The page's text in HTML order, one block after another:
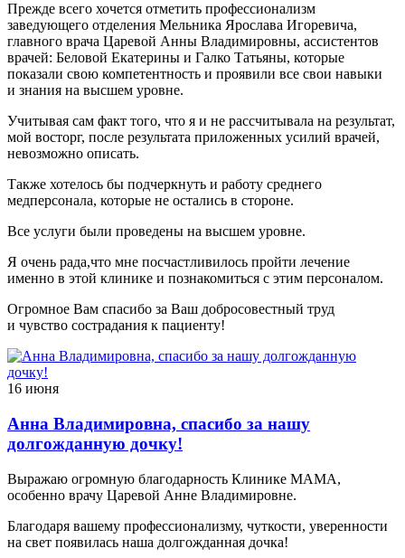
Прежде всего хочется отметить профессионализм
заведующего отделения Мельника Ярослава Игоревича,
главного врача Царевой Анны Владимировны, ассистентов
врачей: Беловой Екатерины и Галко Татьяны, которые
показали свою компетентность и проявили все свои навыки
и знания на высшем уровне.
Учитывая сам факт того, что я и не рассчитывала на результат,
мой восторг, после результата приложенных усилий врачей,
невозможно описать.
Также хотелось бы подчеркнуть и работу среднего
медперсонала, которые не остались в стороне.
Все услуги были проведены на высшем уровне.
Я очень рада,что мне посчастливилось пройти лечение
именно в этой клинике и познакомиться с этим персоналом.
Огромное Вам спасибо за Ваш добросовестный труд
и чувство сострадания к пациенту!
16 июня
Анна Владимировна, спасибо за нашу
долгожданную дочку!
Выражаю огромную благодарность Клинике МАМА,
особенно врачу Царевой Анне Владимировне.
Благодаря вашему профессионализму, чуткости, уверенности
на свет появилась наша долгожданная дочка!